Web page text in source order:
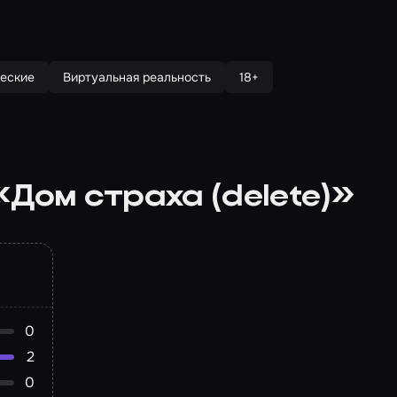
Виртуальная реальность 18+
страха (delete)»
0
2
0